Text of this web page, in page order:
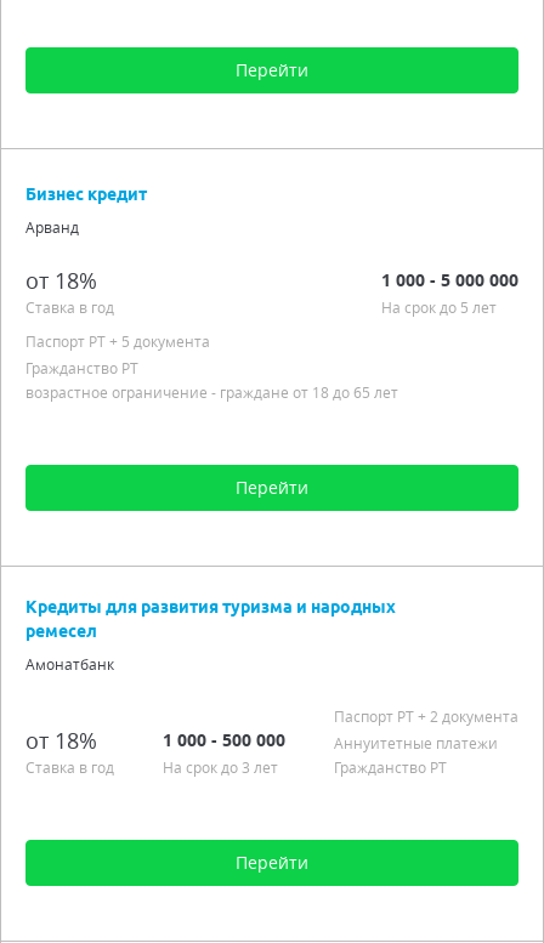
Перейти
Процентная ставка от 18,00%
Наличными, безналичными
Гибкий график погашения
Подробно
Бизнес кредит
Арванд
от 18%
Ставка в год
1 000 - 5 000 000
На срок до 5 лет
Паспорт РT+ 5 документа
Гражданство РТ
возрастное ограничение - граждане от 18 до 65 лет
Перейти
Процентная ставка от 18,00%
Гражданство РТ
Подробно
Кредиты для развития туризма и народных
ремесел
Амонатбанк
от 18%
Ставка в год
1 000 - 500 000
На срок до 3 лет
Паспорт РT+ 2 документа
Аннуитетные платежи
Гражданство РТ
Перейти